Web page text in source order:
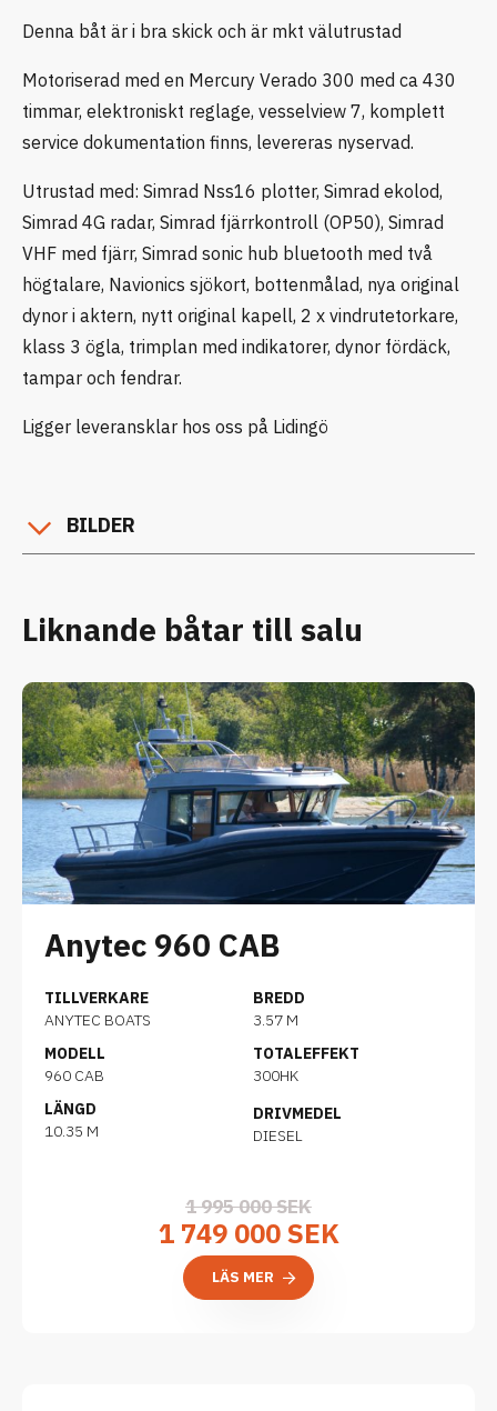
Denna båt är i bra skick och är mkt välutrustad
Motoriserad med en Mercury Verado 300 med ca 430
timmar, elektroniskt reglage, vesselview 7, komplett
service dokumentation finns, levereras nyservad.
Utrustad med: Simrad Nss16 plotter, Simrad ekolod,
Simrad 4G radar, Simrad fjärrkontroll (OP50), Simrad
VHF med fjärr, Simrad sonic hub bluetooth med två
högtalare, Navionics sjökort, bottenmålad, nya original
dynor i aktern, nytt original kapell, 2 x vindrutetorkare,
klass 3 ögla, trimplan med indikatorer, dynor fördäck,
tampar och fendrar.
Ligger leveransklar hos oss på Lidingö
BILDER
Liknande båtar till salu
Anytec 960 CAB
TILLVERKARE
ANYTEC BOATS
MODELL
960 CAB
LÄNGD
10.35 M
BREDD
3.57 M
TOTALEFFEKT
300HK
DRIVMEDEL
DIESEL
1 995 000 SEK
1 749 000 SEK
LÄS MER